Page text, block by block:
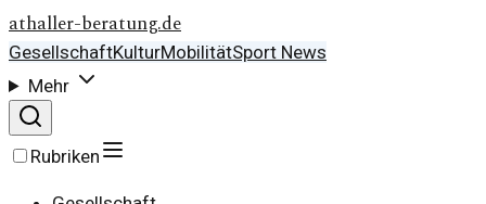
athaller-beratung.de
GesellschaftKulturMobilitätSport News
Mehr
Rubriken